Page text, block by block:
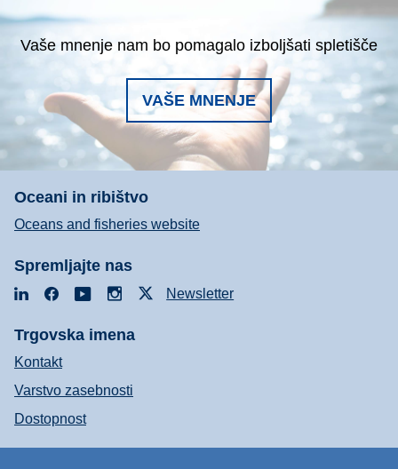
Vaše mnenje nam bo pomagalo izboljšati spletišče
VAŠE MNENJE
Oceani in ribištvo
Oceans and fisheries website
Spremljajte nas
LinkedInFacebookYouTubeInstagramNewsletter
Trgovska imena
Kontakt
Varstvo zasebnosti
Dostopnost